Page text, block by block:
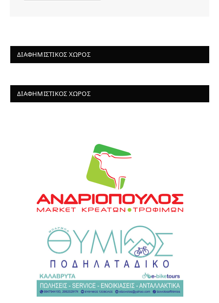
ΔΙΑΦΗΜΙΣΤΙΚΌΣ ΧΏΡΟΣ
ΔΙΑΦΗΜΙΣΤΙΚΌΣ ΧΏΡΟΣ